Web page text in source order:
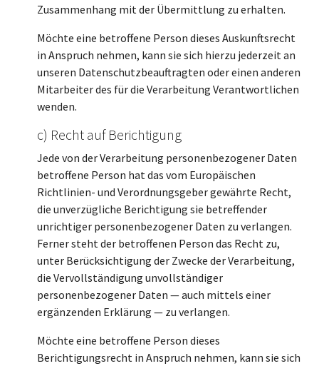
Zusammenhang mit der Übermittlung zu erhalten.
Möchte eine betroffene Person dieses Auskunftsrecht
in Anspruch nehmen, kann sie sich hierzu jederzeit an
unseren Datenschutzbeauftragten oder einen anderen
Mitarbeiter des für die Verarbeitung Verantwortlichen
wenden.
c) Recht auf Berichtigung
Jede von der Verarbeitung personenbezogener Daten
betroffene Person hat das vom Europäischen
Richtlinien- und Verordnungsgeber gewährte Recht,
die unverzügliche Berichtigung sie betreffender
unrichtiger personenbezogener Daten zu verlangen.
Ferner steht der betroffenen Person das Recht zu,
unter Berücksichtigung der Zwecke der Verarbeitung,
die Vervollständigung unvollständiger
personenbezogener Daten — auch mittels einer
ergänzenden Erklärung — zu verlangen.
Möchte eine betroffene Person dieses
Berichtigungsrecht in Anspruch nehmen, kann sie sich